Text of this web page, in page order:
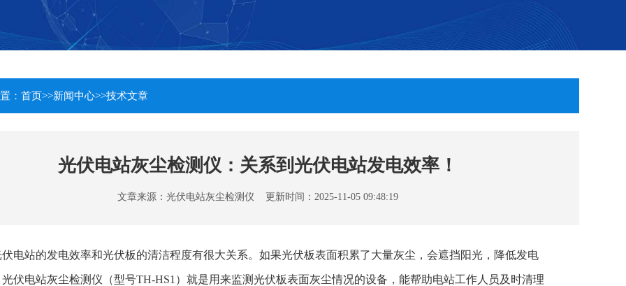
： 首页>>新闻中心>>技术文章
光伏电站灰尘检测仪：关系到光伏电站发电效率！
文章来源：光伏电站灰尘检测仪 更新时间：2025-11-05 09:48:19
伏电站的发电效率和光伏板的清洁程度有很大关系。如果光伏板表面积累了大量灰尘，会遮挡阳光，降低发电
伏电站灰尘检测仪（型号TH-HS1）就是用来监测光伏板表面灰尘情况的设备，能帮助电站工作人员及时清理